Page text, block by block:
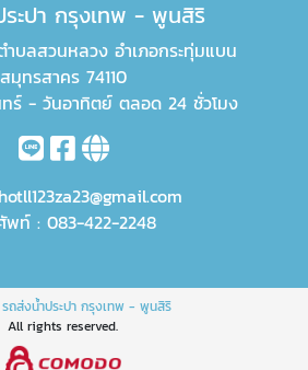
ระปา กรุงเทพ - พูนสิริ
บลสวนหลวง อำเภอกระทุ่มแบน
สมุทรสาคร 74110
ทร์ - วันอาทิตย์ ตลอด 24 ชั่วโมง
hotll123za23@gmail.com
พท์ : 083-422-2248
รถส่งน้ำประปา กรุงเทพ - พูนสิริ
All rights reserved.